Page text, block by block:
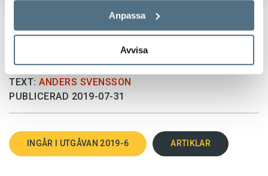
Anpassa
Avvisa
TEXT: ANDERS SVENSSON
PUBLICERAD 2019-07-31
INGÅR I UTGÅVAN 2019-6 ARTIKLAR